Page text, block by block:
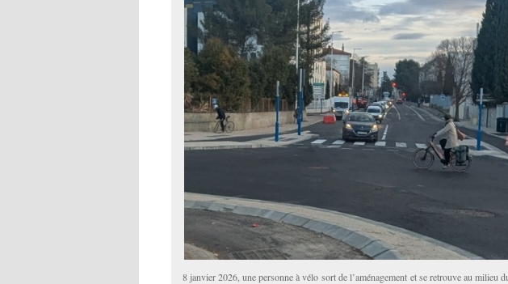
8 janvier 2026, une personne à vélo sort de l’aménagement et se retrouve au milieu